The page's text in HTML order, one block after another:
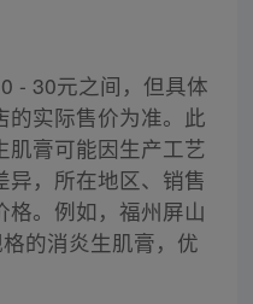
- 30元之间，但具体
的实际售价为准。此
肌膏可能因生产工艺
异，所在地区、销售
格。例如，福州屏山
的消炎生肌膏，优